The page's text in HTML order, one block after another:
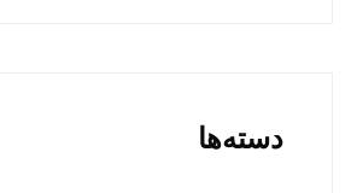
دسته‌ها